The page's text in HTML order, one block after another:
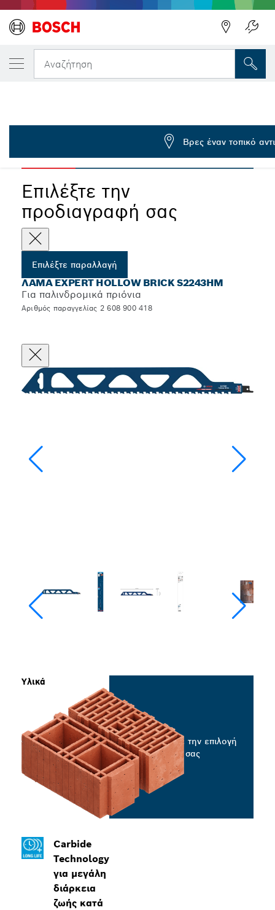
Αναζήτηση
EXPERT
Επιλέξτε την
προδιαγραφή σας
Επιλέξτε παραλλαγή
ΛΆΜΑ EXPERT HOLLOW BRICK S2243HM
Για παλινδρομικά πριόνια
Αριθμός παραγγελίας 2 608 900 418
Carbide
Technology
για μεγάλη
διάρκεια
ζωής κατά
Υλικά
Επιλέξτε την επιλογή
σας
Η ΕΠΙΛΕΓΜΈΝΗ ΠΑΡΑΛΛΑΓΉ ΣΑΣ
Σπαθόλαμα EXPERT ‘Hollow Brick’ S 2243
2 608 900 418
Βρες έναν τοπικό